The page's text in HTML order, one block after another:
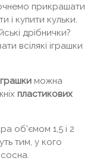
прикрашати
і купити кульки.
дрібнички?
всілякі іграшки
можна
пластикових
об'ємом 1,5 і 2
тим, у кого